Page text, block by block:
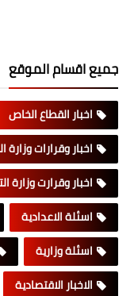
جميع اقسام الموقع
اخبار القطاع الخاص
اخبار وقرارات وزارة
اخبار وقرارت وزارة
اسئلة الاعدادية
اسئلة وزارية
الاخبار الاقتصادية